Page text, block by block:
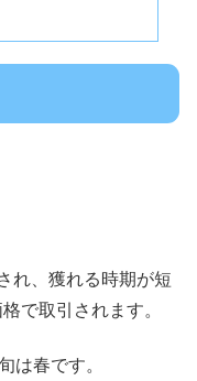
れ、獲れる時期が短
で取引されます。
は春です。